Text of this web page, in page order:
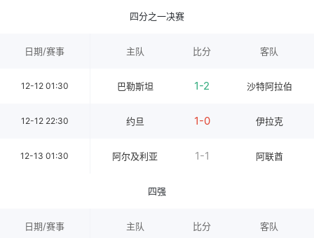
四分之一决赛
日期/赛事 主队 比分 客队
12-12 01:30 巴勒斯坦 1-2 沙特阿拉伯
12-12 22:30 约旦 1-0 伊拉克
12-13 01:30 阿尔及利亚 1-1 阿联酋
四强
日期/赛事 主队 比分 客队